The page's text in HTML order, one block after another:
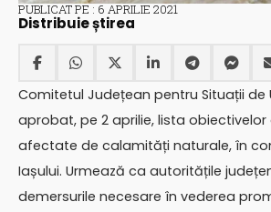
PUBLICAT PE : 6 APRILIE 2021
Distribuie știrea
Comitetul Județean pentru Situații de
aprobat, pe 2 aprilie, lista
afectate de calamități naturale, în
Iașului. Urmează ca autoritățile
demersurile necesare în vederea